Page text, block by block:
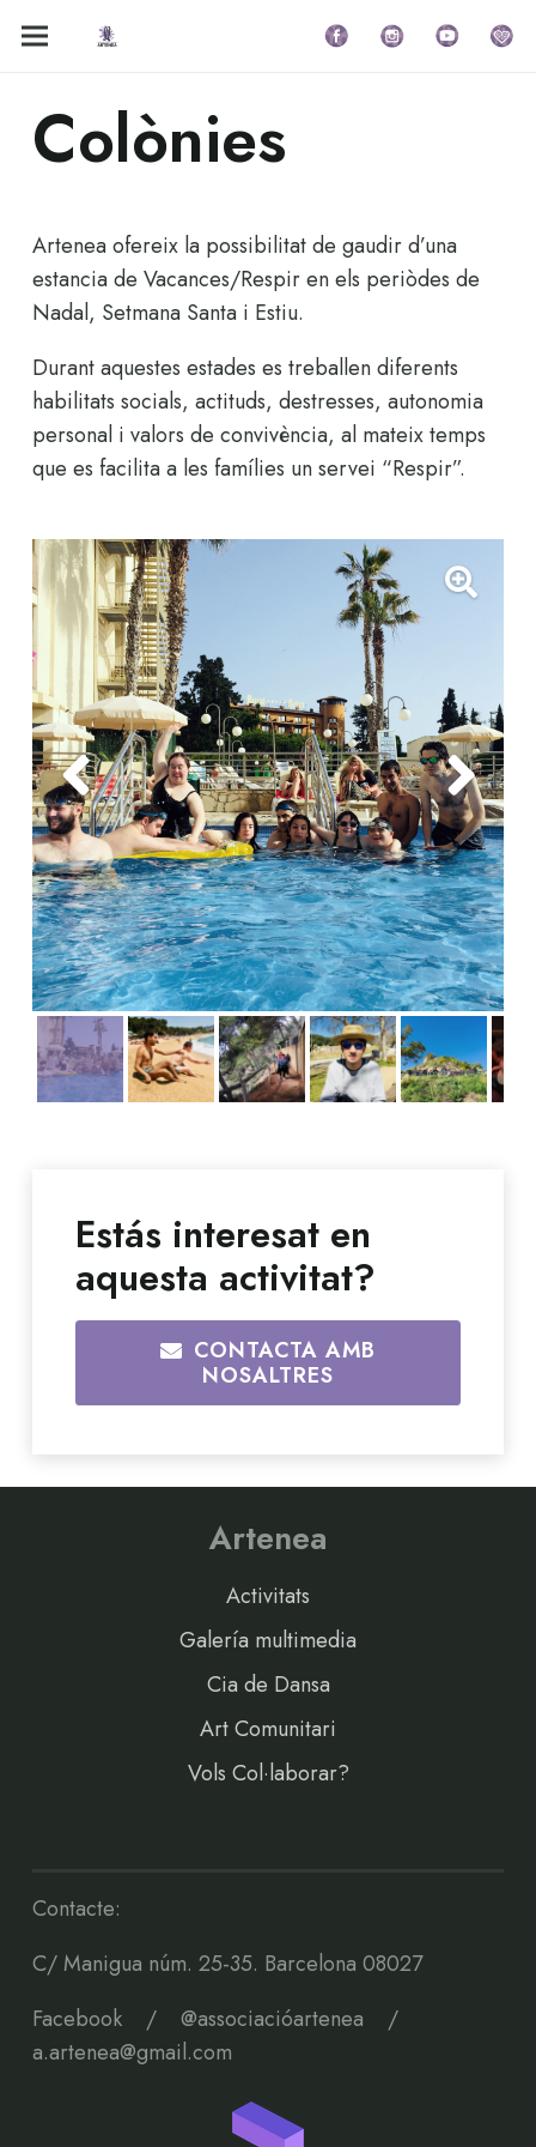
Colònies
Artenea ofereix la possibilitat de gaudir d’una
estancia de Vacances/Respir en els periòdes de
Nadal, Setmana Santa i Estiu.
Durant aquestes estades es treballen diferents
habilitats socials, actituds, destresses, autonomia
personal i valors de convivència, al mateix temps
que es facilita a les famílies un servei “Respir”.
Estás interesat en
aquesta activitat?
CONTACTA AMB
NOSALTRES
Artenea
Activitats
Galería multimedia
Cia de Dansa
Art Comunitari
Vols Col·laborar?
Contacte:
C/ Manigua núm. 25-35. Barcelona 08027
Facebook
/ @associacióartenea
/
a.artenea@gmail.com